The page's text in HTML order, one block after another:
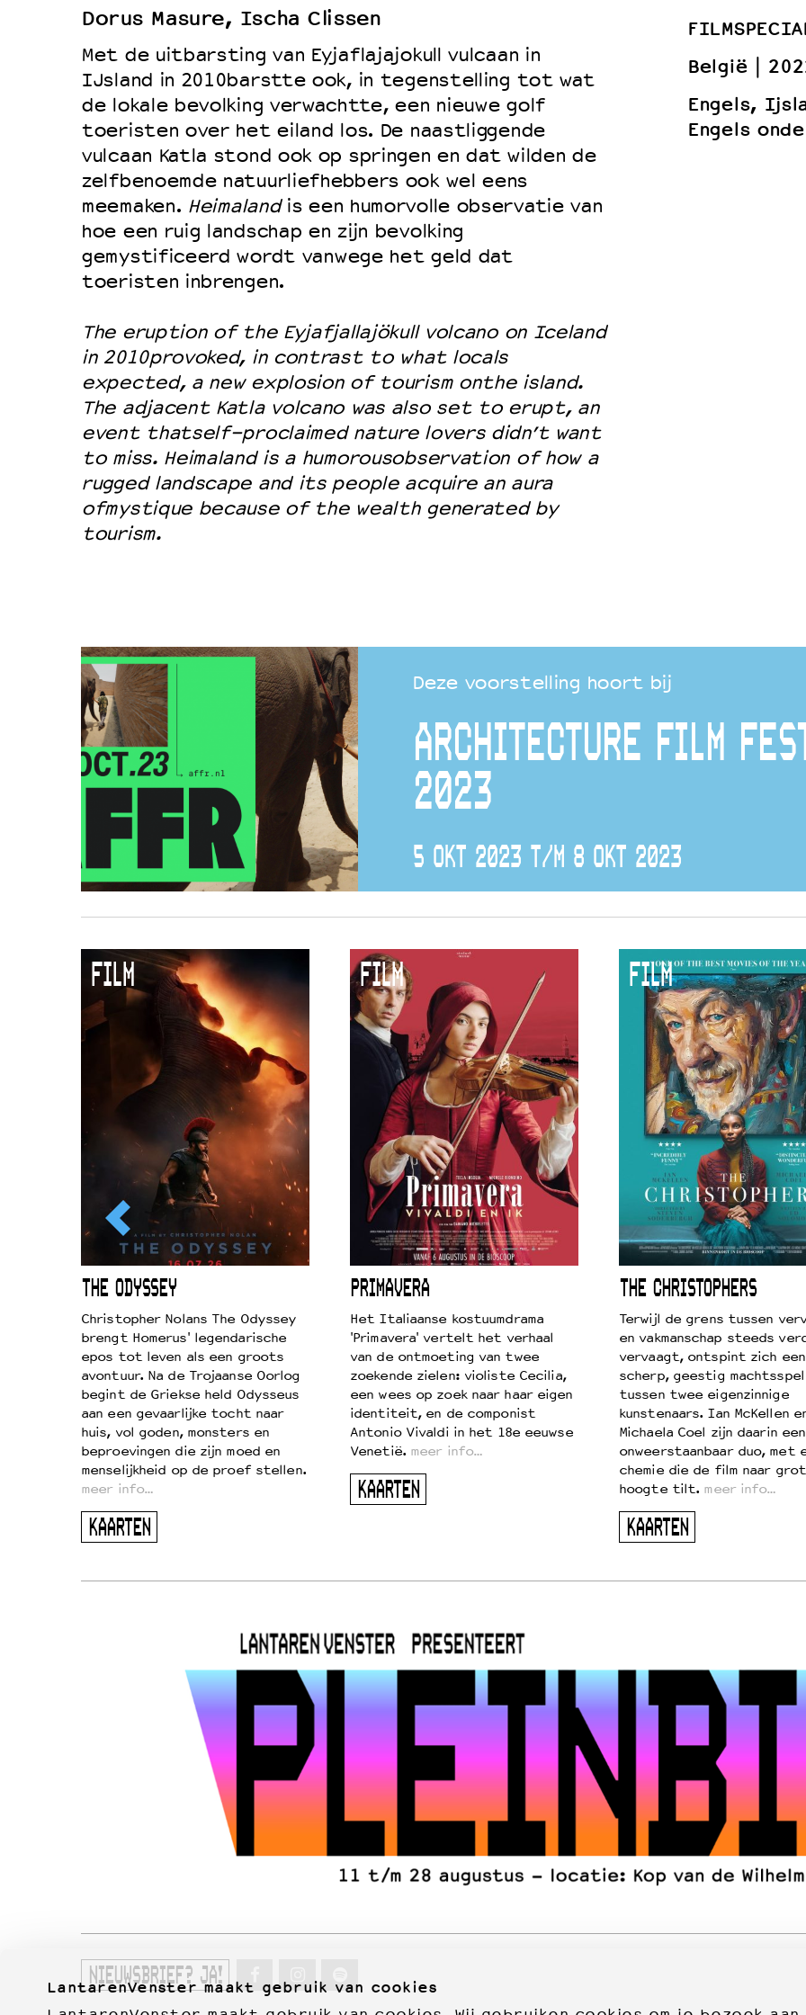
LantarenVenster maakt gebruik van cookies
Duurzaamheid
Culturele boycot Israël
Ruimte voor artistieke vrijheid – VNPF
Dorus Masure, Ischa Clissen
Met de uitbarsting van Eyjaflajajokull vulcaan in
IJsland in 2010barstte ook, in tegenstelling tot wat
de lokale bevolking verwachtte, een nieuwe golf
toeristen over het eiland los. De naastliggende
vulcaan Katla stond ook op springen en dat wilden de
zelfbenoemde natuurliefhebbers ook wel eens
meemaken. Heimalandis een humorvolle observatie van
hoe een ruig landschap en zijn bevolking
gemystificeerd wordt vanwege het geld dat
toeristen inbrengen.
The eruption of the Eyjafjallajökull volcano on Iceland
in 2010provoked, in contrast to what locals
expected, a new explosion of tourism onthe island.
The adjacent Katla volcano was also set to erupt, an
event thatself-proclaimed nature lovers didn’t want
to miss. Heimaland is a humorousobservation of how a
rugged landscape and its people acquire an aura
ofmystique because of the wealth generated by
tourism.
België
Engels,
Engels
Deze voorstelling hoort bij
ARCHITECTURE FILM
2023
5 OKT 2023 T/M 8 OKT 2023
FILM
THE ODYSSEY
Christopher Nolans The Odyssey
brengt Homerus' legendarische
epos tot leven als een groots
avontuur. Na de Trojaanse Oorlog
begint de Griekse held Odysseus
aan een gevaarlijke tocht naar
huis, vol goden, monsters en
beproevingen die zijn moed en
menselijkheid op de proef stellen.
meer info…
KAARTEN
FILM
PRIMAVERA
Het Italiaanse kostuumdrama
'Primavera' vertelt het verhaal
van de ontmoeting van twee
zoekende zielen: violiste Cecilia,
een wees op zoek naar haar eigen
identiteit, en de componist
Antonio Vivaldi in het 18e eeuwse
Venetië. meer info…
KAARTEN
FILM
THE CHRISTOPHERS
Terwijl de grens tussen
en vakmanschap steeds
vervaagt, ontspint zich een
scherp, geestig machtsspel
tussen twee eigenzinnige
kunstenaars. Ian McKellen
Michaela Coel zijn daarin een
onweerstaanbaar duo, met
chemie die de film naar
hoogte tilt. meer info…
KAARTEN
NIEUWSBRIEF? JA!